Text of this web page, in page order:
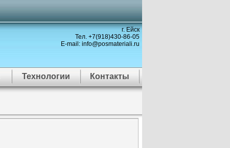
г. Ейск
Тел. +7(918)430-86-05
E-mail: info@posmateriali.ru
Технологии Контакты